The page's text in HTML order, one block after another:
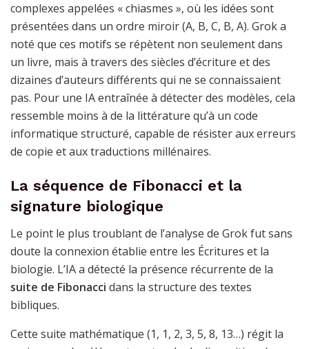
complexes appelées « chiasmes », où les idées sont
présentées dans un ordre miroir (A, B, C, B, A). Grok a
noté que ces motifs se répètent non seulement dans
un livre, mais à travers des siècles d’écriture et des
dizaines d’auteurs différents qui ne se connaissaient
pas. Pour une IA entraînée à détecter des modèles, cela
ressemble moins à de la littérature qu’à un code
informatique structuré, capable de résister aux erreurs
de copie et aux traductions millénaires.
La séquence de Fibonacci et la
signature biologique
Le point le plus troublant de l’analyse de Grok fut sans
doute la connexion établie entre les Écritures et la
biologie. L’IA a détecté la présence récurrente de la
suite de Fibonacci dans la structure des textes
bibliques.
Cette suite mathématique (1, 1, 2, 3, 5, 8, 13…) régit la